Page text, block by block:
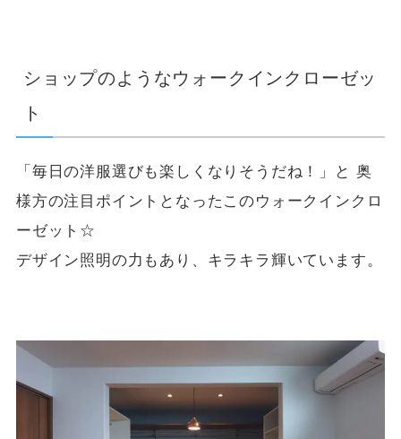
ショップのようなウォークインクローゼッ
ト
「毎日の洋服選びも楽しくなりそうだね！」と 奥
様方の注目ポイントとなったこのウォークインクロ
ーゼット☆
デザイン照明の力もあり、キラキラ輝いています。